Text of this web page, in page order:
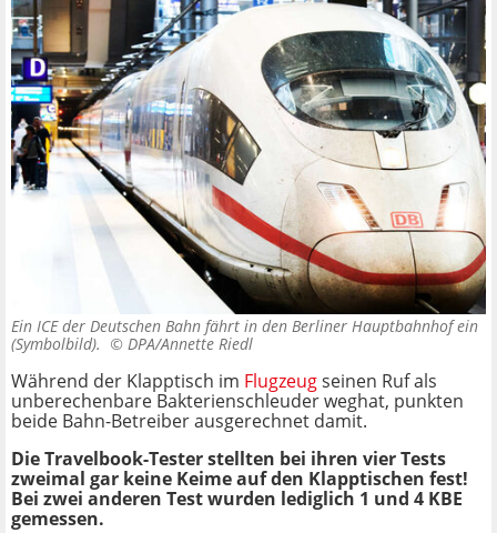
Ein ICE der Deutschen Bahn fährt in den Berliner Hauptbahnhof ein
(Symbolbild). © DPA/Annette Riedl
Während der Klapptisch im Flugzeugseinen Ruf als
unberechenbare Bakterienschleuder weghat, punkten
beide Bahn-Betreiber ausgerechnet damit.
Die Travelbook-Tester stellten bei ihren vier Tests
zweimal gar keine Keime auf den Klapptischen fest!
Bei zwei anderen Test wurden lediglich 1 und 4 KBE
gemessen.